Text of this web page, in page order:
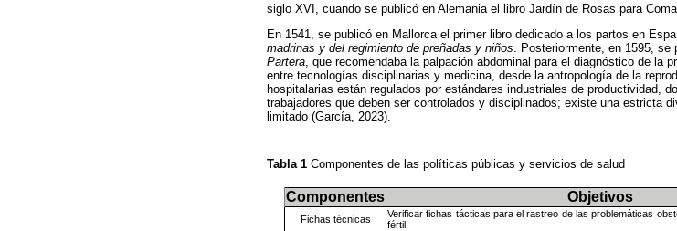
siglo XVI, cuando se publicó en Alemania el libro Jardín de Rosas para
En 1541, se publicó en Mallorca el primer libro dedicado a los partos en
madrinas y del regimiento de preñadas y niños. Posteriormente, en 1595, se
Partera, que recomendaba la palpación abdominal para el diagnóstico de la
entre tecnologías disciplinarias y medicina, desde la antropología de la
hospitalarias están regulados por estándares industriales de productividad,
trabajadores que deben ser controlados y disciplinados; existe una estricta
limitado (García, 2023).
Tabla 1 Componentes de las políticas públicas y servicios de salud
Componentes Objetivos
Fichas técnicas
Verificar fichas tácticas para el rastreo de las problemáticas
fértil.